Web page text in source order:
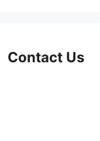
Contact Us